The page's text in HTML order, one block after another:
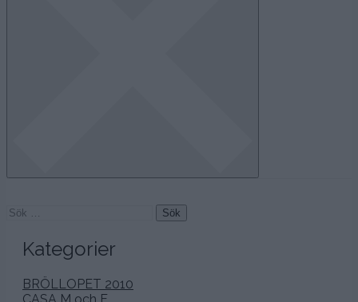
Sök
Kategorier
BRÖLLOPET 2010